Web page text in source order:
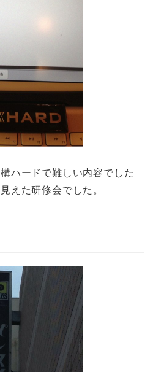
ハードで難しい内容でした
えた研修会でした。